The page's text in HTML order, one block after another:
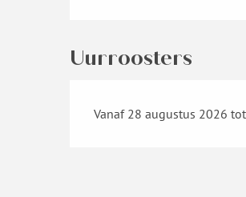
Uurroosters
Vanaf 28 augustus 2026